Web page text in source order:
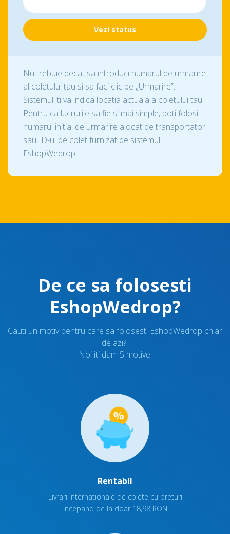
Nu trebuie decat sa introduci numarul de urmarire
al coletului tau si sa faci clic pe „Urmarire”.
Sistemul iti va indica locatia actuala a coletului tau.
Pentru ca lucrurile sa fie si mai simple, poti folosi
numarul initial de urmarire alocat de transportator
sau ID-ul de colet furnizat de sistemul
EshopWedrop.
De ce sa folosesti
EshopWedrop?
Cauti un motiv pentru care sa folosesti EshopWedrop chiar
de azi?
Noi iti dam 5 motive!
Rentabil
Livrari internationale de colete cu preturi
incepand de la doar 18,98 RON